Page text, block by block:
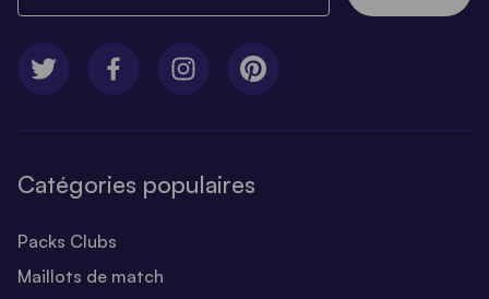
Catégories populaires
Packs Clubs
Maillots de match